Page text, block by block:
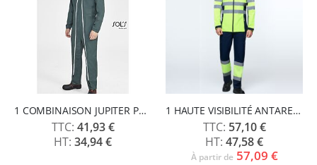
1 COMBINAISON JUPITER PRO - SOLS
41,93 €
34,94 €
1 HAUTE VISIBILITÉ ANTARES - ROLY
57,10 €
47,58 €
À partir de 57,09 €